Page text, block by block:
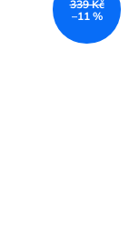
339 Kč
–11 %